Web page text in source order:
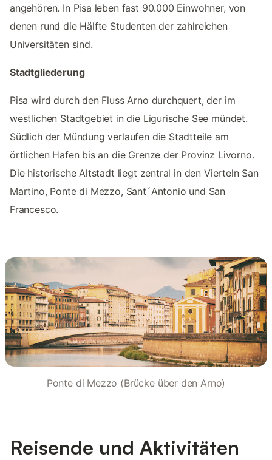
angehören. In Pisa leben fast 90.000 Einwohner, von
denen rund die Hälfte Studenten der zahlreichen
Universitäten sind.
Stadtgliederung
Pisa wird durch den Fluss Arno durchquert, der im
westlichen Stadtgebiet in die Ligurische See mündet.
Südlich der Mündung verlaufen die Stadtteile am
örtlichen Hafen bis an die Grenze der Provinz Livorno.
Die historische Altstadt liegt zentral in den Vierteln San
Martino, Ponte di Mezzo, Sant´Antonio und San
Francesco.
Ponte di Mezzo (Brücke über den Arno)
Reisende und Aktivitäten